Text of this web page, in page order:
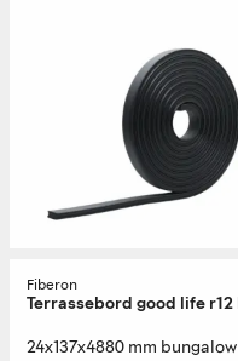
Fiberon
Terrassebord good life
24x137x4880 mm